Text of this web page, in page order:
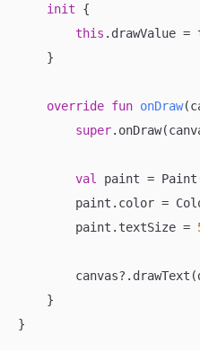
init {
this .drawValue =
    }
override fun onDraw
super
val
paint =
paint.color =
        paint.textSize =
    }
}